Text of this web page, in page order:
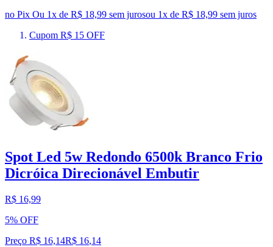
no Pix Ou 1x de R$ 18,99 sem jurosou 1x de R$ 18,99 sem juros
Cupom R$ 15 OFF
Spot Led 5w Redondo 6500k Branco Frio
Dicróica Direcionável Embutir
R$ 16,99
5% OFF
Preço R$ 16,14R$ 16,14